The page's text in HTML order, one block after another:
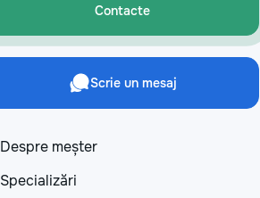
Contacte
Scrie un mesaj
Despre meșter
Specializări